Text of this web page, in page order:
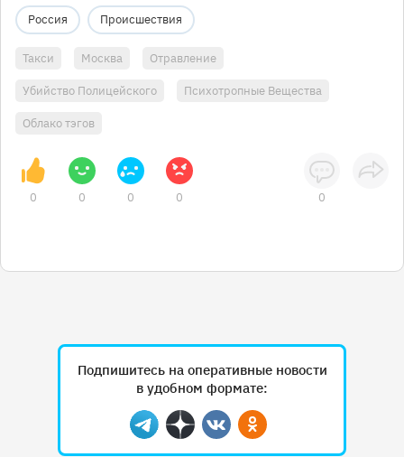
Россия Происшествия
Такси Москва Отравление
Убийство Полицейского Психотропные Вещества
Облако тэгов
0 0 0 0 0
Подпишитесь на оперативные новости
в удобном формате:
Telegram
ДзенВконтактеОдноклассники